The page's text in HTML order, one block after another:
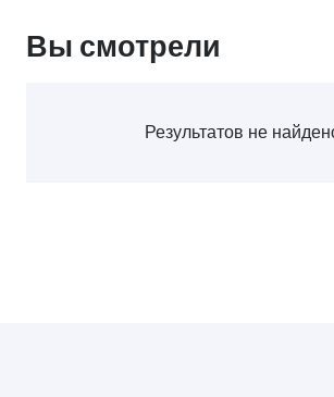
Вы смотрели
Результатов не